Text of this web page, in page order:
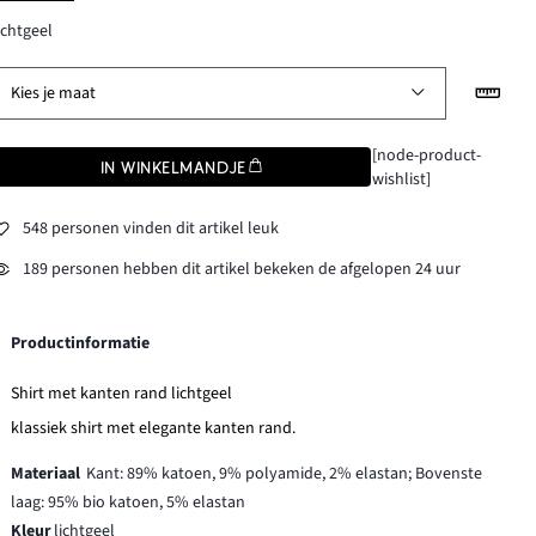
Kies je maat
IN WINKELMANDJE
[node-product-
wishlist]
548 personen vinden dit artikel leuk
189 personen hebben dit artikel bekeken de afgelopen 24 uur
Productinformatie
Shirt met kanten rand lichtgeel
klassiek shirt met elegante kanten rand.
Materiaal Kant: 89% katoen, 9% polyamide, 2% elastan; Bovenste
laag: 95% bio katoen, 5% elastan
Kleurlichtgeel